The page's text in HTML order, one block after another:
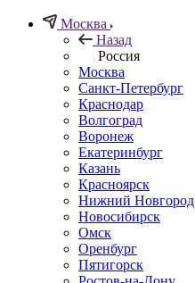
Москва
Назад
Россия
Москва
Санкт-Петербург
Краснодар
Волгоград
Воронеж
Екатеринбург
Казань
Красноярск
Нижний Новгород
Новосибирск
Омск
Оренбург
Пятигорск